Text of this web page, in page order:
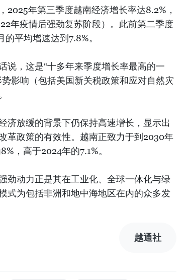
2025年第三季度越南经济增长率达8.2%，
年疫情后强劲复苏阶段）。此前第二季度
平均增速达到7.8%。
说，这是“十多年来季度增长率最高的一
影响（包括美国新关税政策和应对自然灾
济放缓的背景下仍保持高速增长，显示出
革政策的有效性。越南正致力于到2030年
，高于2024年的7.1%。
劲动力正是其在工业化、全球一体化与绿
式为包括非洲和地中海地区在内的众多发
越通社